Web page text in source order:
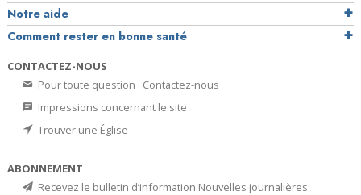
Notre aide
Comment rester en bonne santé
CONTACTEZ-NOUS
Pour toute question : Contactez-nous
Impressions concernant le site
Trouver une Église
ABONNEMENT
Recevez le bulletin d’information Nouvelles journalières